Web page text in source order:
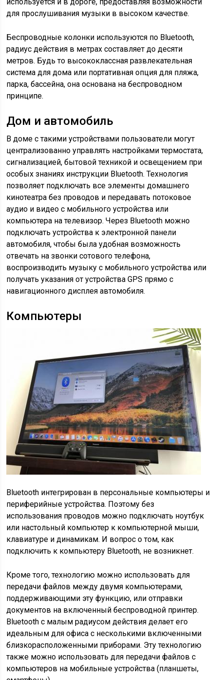
для прослушивания музыки в высоком качестве.
Беспроводные колонки используются по Bluetooth,
радиус действия в метрах составляет до десяти
метров. Будь то высококлассная развлекательная
система для дома или портативная опция для пляжа,
парка, бассейна, она основана на беспроводном
принципе.
Дом и автомобиль
В доме с такими устройствами пользователи могут
централизованно управлять настройками термостата,
сигнализацией, бытовой техникой и освещением при
особых знаниях инструкции Bluetooth. Технология
позволяет подключать все элементы домашнего
кинотеатра без проводов и передавать потоковое
аудио и видео с мобильного устройства или
компьютера на телевизор. Через Bluetooth можно
подключать устройства к электронной панели
автомобиля, чтобы была удобная возможность
отвечать на звонки сотового телефона,
воспроизводить музыку с мобильного устройства или
получать указания от устройства GPS прямо с
навигационного дисплея автомобиля.
Компьютеры
Bluetooth интегрирован в персональные компьютеры и
периферийные устройства. Поэтому без
использования проводов можно подключать ноутбук
или настольный компьютер к компьютерной мыши,
клавиатуре и динамикам. И вопрос о том, как
подключить к компьютеру Bluetooth, не возникнет.
Кроме того, технологию можно использовать для
передачи файлов между двумя компьютерами,
поддерживающими эту функцию, или отправки
документов на включенный беспроводной принтер.
Bluetooth с малым радиусом действия делает его
идеальным для офиса с несколькими включенными
близкорасположенными приборами. Эту технологию
также можно использовать для передачи файлов с
компьютеров на мобильные устройства (планшеты,